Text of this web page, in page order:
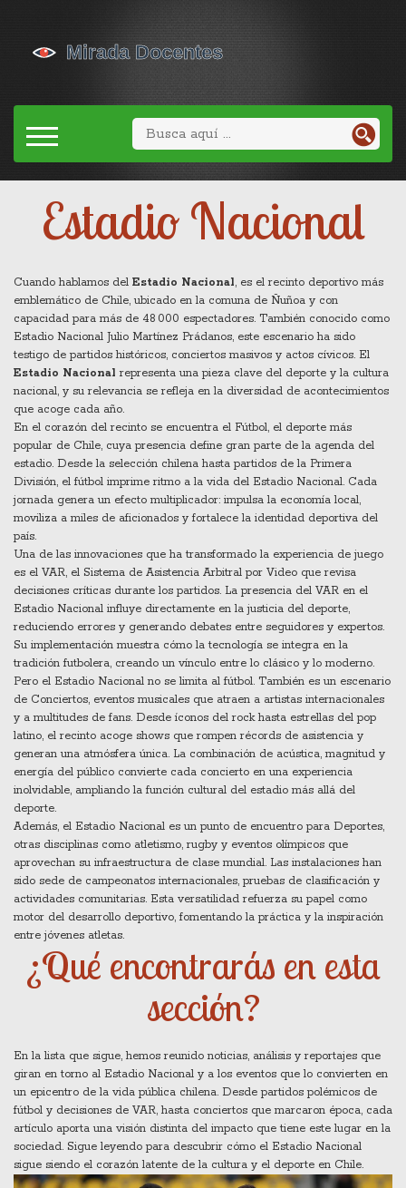
Estadio Nacional
Cuando hablamos del Estadio Nacional, es el recinto deportivo más
emblemático de Chile, ubicado en la comuna de Ñuñoa y con
capacidad para más de 48 000 espectadores. También conocido como
Estadio Nacional Julio Martínez Prádanos, este escenario ha sido
testigo de partidos históricos, conciertos masivos y actos cívicos. El
Estadio Nacional representa una pieza clave del deporte y la cultura
nacional, y su relevancia se refleja en la diversidad de acontecimientos
que acoge cada año.
En el corazón del recinto se encuentra el Fútbol, el deporte más
popular de Chile, cuya presencia define gran parte de la agenda del
estadio. Desde la selección chilena hasta partidos de la Primera
División, el fútbol imprime ritmo a la vida del Estadio Nacional. Cada
jornada genera un efecto multiplicador: impulsa la economía local,
moviliza a miles de aficionados y fortalece la identidad deportiva del
país.
Una de las innovaciones que ha transformado la experiencia de juego
es el VAR, el Sistema de Asistencia Arbitral por Video que revisa
decisiones críticas durante los partidos. La presencia del VAR en el
Estadio Nacional influye directamente en la justicia del deporte,
reduciendo errores y generando debates entre seguidores y expertos.
Su implementación muestra cómo la tecnología se integra en la
tradición futbolera, creando un vínculo entre lo clásico y lo moderno.
Pero el Estadio Nacional no se limita al fútbol. También es un escenario
de Conciertos, eventos musicales que atraen a artistas internacionales
y a multitudes de fans. Desde íconos del rock hasta estrellas del pop
latino, el recinto acoge shows que rompen récords de asistencia y
generan una atmósfera única. La combinación de acústica, magnitud y
energía del público convierte cada concierto en una experiencia
inolvidable, ampliando la función cultural del estadio más allá del
deporte.
Además, el Estadio Nacional es un punto de encuentro para Deportes,
otras disciplinas como atletismo, rugby y eventos olímpicos que
aprovechan su infraestructura de clase mundial. Las instalaciones han
sido sede de campeonatos internacionales, pruebas de clasificación y
actividades comunitarias. Esta versatilidad refuerza su papel como
motor del desarrollo deportivo, fomentando la práctica y la inspiración
entre jóvenes atletas.
¿Qué encontrarás en esta
sección?
En la lista que sigue, hemos reunido noticias, análisis y reportajes que
giran en torno al Estadio Nacional y a los eventos que lo convierten en
un epicentro de la vida pública chilena. Desde partidos polémicos de
fútbol y decisiones de VAR, hasta conciertos que marcaron época, cada
artículo aporta una visión distinta del impacto que tiene este lugar en la
sociedad. Sigue leyendo para descubrir cómo el Estadio Nacional
sigue siendo el corazón latente de la cultura y el deporte en Chile.